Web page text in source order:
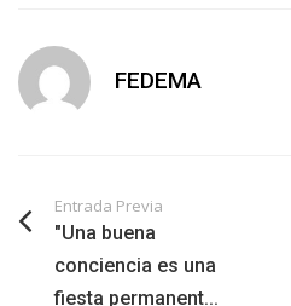
FEDEMA
Entrada Previa
"Una buena
conciencia es una
fiesta permanent...